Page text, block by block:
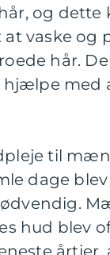
og dette
vaske
hår.
med
til
dage
hud blev